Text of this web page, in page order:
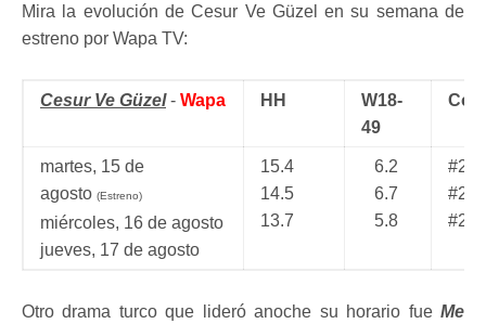
Mira la evolución de Cesur Ve Güzel en su semana de
estreno por Wapa TV:
Cesur Ve Güzel- Wapa HH
W18-
49
martes, 15 de
agosto (Estreno)
miércoles, 16 de agosto
jueves, 17 de agosto
15.4
14.5
13.7
6.2
6.7
5.8
#2
#2
#2
Otro drama turco que lideró anoche su horario fue Me